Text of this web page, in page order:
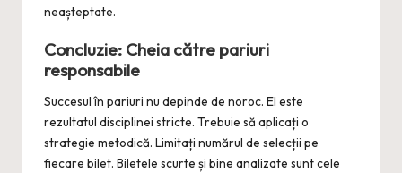
neașteptate.
Concluzie: Cheia către pariuri
responsabile
Succesul în pariuri nu depinde de noroc. El este
rezultatul disciplinei stricte. Trebuie să aplicați o
strategie metodică. Limitați numărul de selecții pe
fiecare bilet. Biletele scurte și bine analizate sunt cele